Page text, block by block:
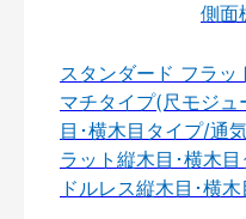
側面
スタンダード フラッ
マチタイプ(尺モジ
目･横木目タイプ/通
ラット縦木目･横木
ドルレス縦木目･横